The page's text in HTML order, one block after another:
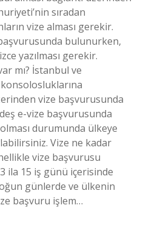
sıradan
vize alması gerekir.
bulunurken,
yazılması gerekir.
mı? İstanbul ve
vize başvurusunda
e-vize başvurusunda
durumunda ülkeye
Vize ne kadar
vize başvurusu
ila 15 iş günü içerisinde
günlerde ve ülkenin
başvuru işlem…